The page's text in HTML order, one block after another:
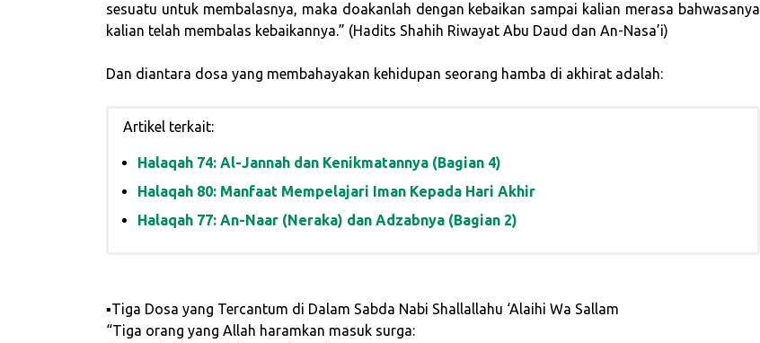
sesuatu untuk membalasnya, maka doakanlah dengan kebaikan sampai kalian merasa bahwasanya
kalian telah membalas kebaikannya.” (Hadits Shahih Riwayat Abu Daud dan An-Nasa’i)
Dan diantara dosa yang membahayakan kehidupan seorang hamba di akhirat adalah:
Artikel terkait:
Halaqah 74: Al-Jannah dan Kenikmatannya (Bagian 4)
Halaqah 80: Manfaat Mempelajari Iman Kepada Hari Akhir
Halaqah 77: An-Naar (Neraka) dan Adzabnya (Bagian 2)
▪Tiga Dosa yang Tercantum di Dalam Sabda Nabi Shallallahu ‘Alaihi Wa Sallam
“Tiga orang yang Allah haramkan masuk surga: